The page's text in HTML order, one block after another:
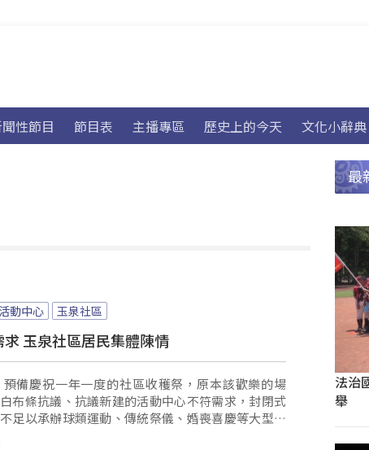
性節目 節目表 主播專區 歷史上的今天 文化小辭典
動中心 玉泉社區
玉泉社區居民集體陳情
備慶祝一年一度的社區收穫祭，原本該歡樂的場
布條抗議、抗議新建的活動中心不符需求，封閉式
足以承辦球類運動、傳統祭儀、婚喪喜慶等大型活
最
法治
舉